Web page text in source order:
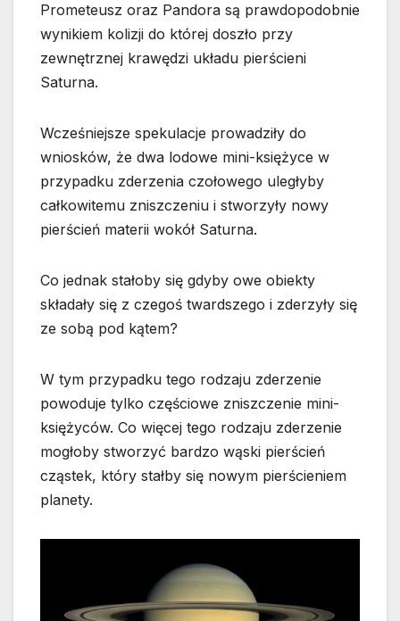
Prometeusz oraz Pandora są prawdopodobnie
wynikiem kolizji do której doszło przy
zewnętrznej krawędzi układu pierścieni
Saturna.
Wcześniejsze spekulacje prowadziły do
wniosków, że dwa lodowe mini-księżyce w
przypadku zderzenia czołowego uległyby
całkowitemu zniszczeniu i stworzyły nowy
pierścień materii wokół Saturna.
Co jednak stałoby się gdyby owe obiekty
składały się z czegoś twardszego i zderzyły się
ze sobą pod kątem?
W tym przypadku tego rodzaju zderzenie
powoduje tylko częściowe zniszczenie mini-
księżyców. Co więcej tego rodzaju zderzenie
mogłoby stworzyć bardzo wąski pierścień
cząstek, który stałby się nowym pierścieniem
planety.